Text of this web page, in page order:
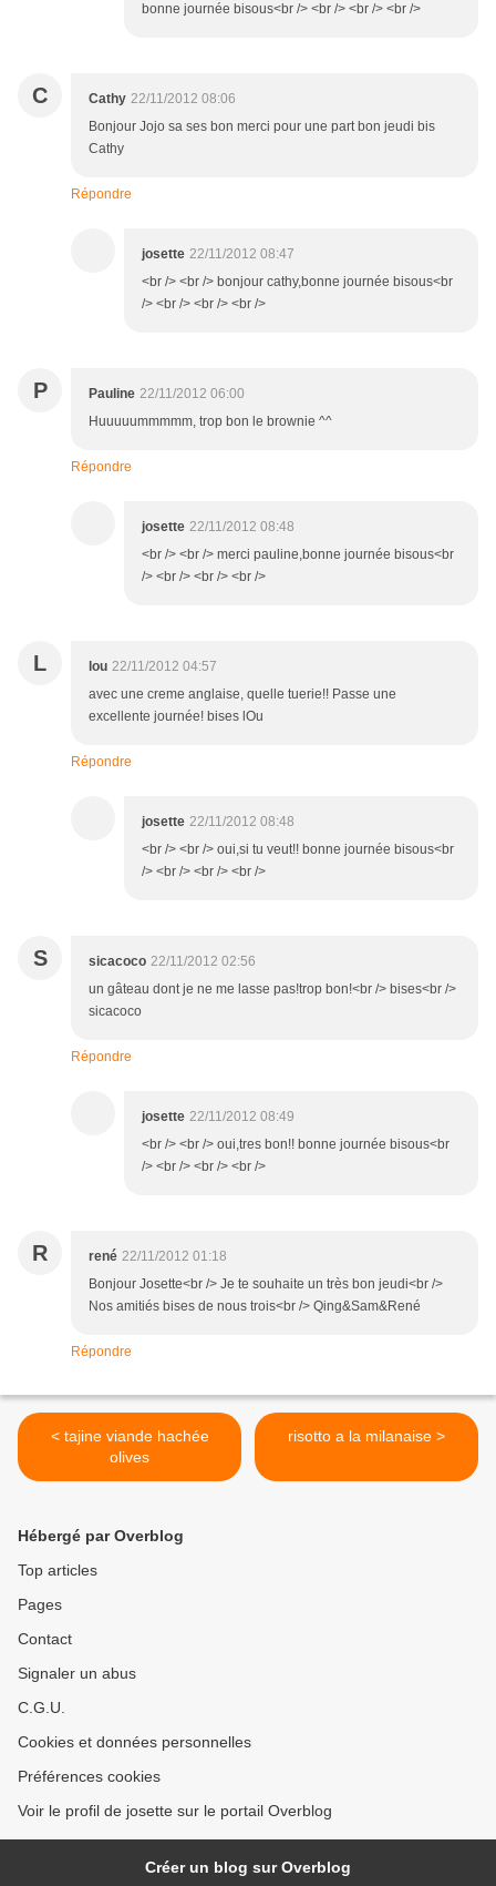
bonne journée bisous<br /> <br /> <br /> <br />
C Cathy 22/11/2012 08:06
Bonjour Jojo sa ses bon merci pour une part bon jeudi bis
Cathy
Répondre
josette 22/11/2012 08:47
<br /> <br /> bonjour cathy,bonne journée bisous<br
/> <br /> <br /> <br />
P Pauline 22/11/2012 06:00
Huuuuummmmm, trop bon le brownie ^^
Répondre
josette 22/11/2012 08:48
<br /> <br /> merci pauline,bonne journée bisous<br
/> <br /> <br /> <br />
L lou 22/11/2012 04:57
avec une creme anglaise, quelle tuerie!! Passe une
excellente journée! bises lOu
Répondre
josette 22/11/2012 08:48
<br /> <br /> oui,si tu veut!! bonne journée bisous<br
/> <br /> <br /> <br />
S sicacoco 22/11/2012 02:56
un gâteau dont je ne me lasse pas!trop bon!<br /> bises<br />
sicacoco
Répondre
josette 22/11/2012 08:49
<br /> <br /> oui,tres bon!! bonne journée bisous<br
/> <br /> <br /> <br />
R rené 22/11/2012 01:18
Bonjour Josette<br /> Je te souhaite un très bon jeudi<br />
Nos amitiés bises de nous trois<br /> Qing&Sam&René
Répondre
< tajine viande hachée
olives
risotto a la milanaise >
Hébergé par Overblog
Top articles
Pages
Contact
Signaler un abus
C.G.U.
Cookies et données personnelles
Préférences cookies
Voir le profil de josette sur le portail Overblog
Créer un blog sur Overblog